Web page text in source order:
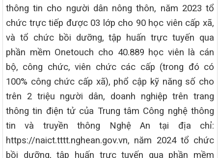
thông tin cho người dân nông thôn, năm 2023 tổ
chức trực tiếp được 03 lớp cho 90 học viên cấp xã,
và tổ chức bồi dưỡng, tập huấn trực tuyến qua
phần mềm Onetouch cho 40.889 học viên là cán
bộ, công chức, viên chức các cấp (trong đó có
100% công chức cấp xã), phổ cập kỹ năng số cho
trên 2 triệu người dân, doanh nghiệp trên trang
thông tin điện tử của Trung tâm Công nghệ thông
tin và truyền thông Nghệ An tại địa chỉ:
https://naict.tttt.nghean.gov.vn, năm 2024 tổ chức
bồi dưỡng, tập huấn trực tuyến qua phần mềm